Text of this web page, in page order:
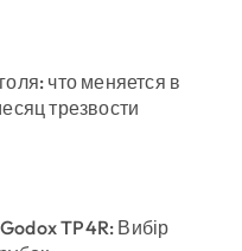
что меняется в
трезвости
TP4R: Вибір